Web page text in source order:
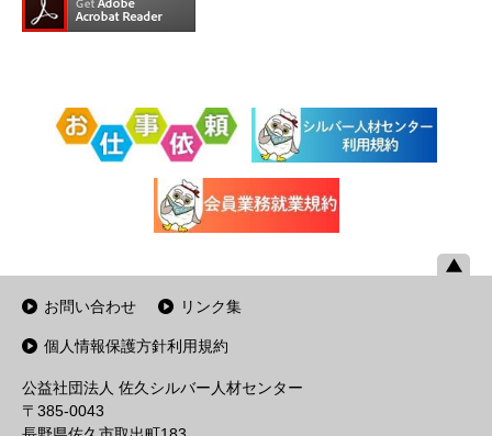
お問い合わせ リンク集
個人情報保護方針利用規約
公益社団法人 佐久シルバー人材センター
〒385-0043